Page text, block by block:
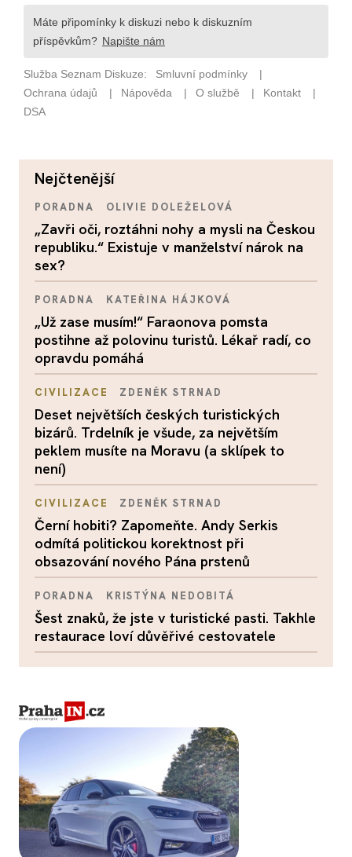
nejčtenější
PORADNA OLIVIE DOLEŽELOVÁ
„Zavři oči, roztáhni nohy a mysli na Českou
republiku.“ Existuje v manželství nárok na
sex?
PORADNA KATEŘINA HÁJKOVÁ
„Už zase musím!“ Faraonova pomsta
postihne až polovinu turistů. Lékař radí, co
opravdu pomáhá
CIVILIZACE ZDENĚK STRNAD
Deset největších českých turistických
bizárů. Trdelník je všude, za největším
peklem musíte na Moravu (a sklípek to
není)
CIVILIZACE ZDENĚK STRNAD
Černí hobiti? Zapomeňte. Andy Serkis
odmítá politickou korektnost při
obsazování nového Pána prstenů
PORADNA KRISTÝNA NEDOBITÁ
Šest znaků, že jste v turistické pasti. Takhle
restaurace loví důvěřivé cestovatele